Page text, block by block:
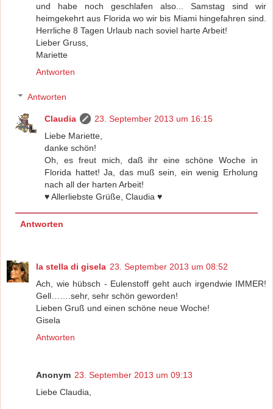
und habe noch geschlafen also... Samstag sind wir
heimgekehrt aus Florida wo wir bis Miami hingefahren sind.
Herrliche 8 Tagen Urlaub nach soviel harte Arbeit!
Lieber Gruss,
Mariette
Antworten
Antworten
Claudia
23. September 2013 um 16:15
Liebe Mariette,
danke schön!
Oh, es freut mich, daß ihr eine schöne Woche in
Florida hattet! Ja, das muß sein, ein wenig Erholung
nach all der harten Arbeit!
♥ Allerliebste Grüße, Claudia ♥
Antworten
la stella di gisela 23. September 2013 um 08:52
Ach, wie hübsch - Eulenstoff geht auch irgendwie IMMER!
Gell…….sehr, sehr schön geworden!
Lieben Gruß und einen schöne neue Woche!
Gisela
Antworten
Anonym 23. September 2013 um 09:13
Liebe Claudia,